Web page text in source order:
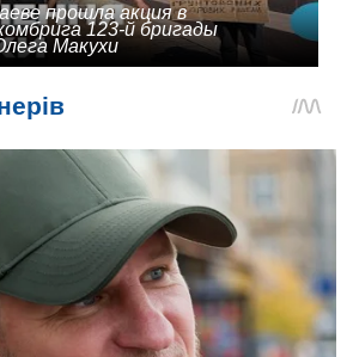
прошла акция в
123-й бригады
Макухи